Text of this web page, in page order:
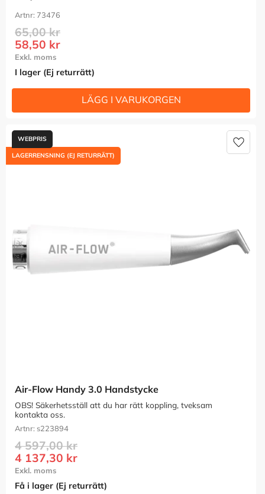
73476
58,50 kr
65,00kr
I lager (Ej returrätt)
Air-Flow Handy 3.0 Handstycke
OBS! Säkerhetsställ att du har rätt koppling, tveksam
kontakta oss.
s223894
4 137,30 kr
4 597,00kr
LAGERRENSNING (EJ RETURRÄTT)
Lägg
Få i lager (Ej returrätt)